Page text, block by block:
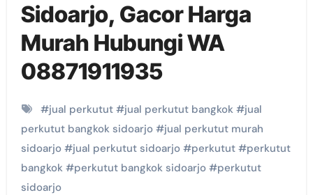
Sidoarjo, Gacor Harga
Murah Hubungi WA
08871911935
#jual perkutut#jual perkutut bangkok#jual
perkutut bangkok sidoarjo#jual perkutut murah
sidoarjo#jual perkutut sidoarjo#perkutut#perkutut
bangkok#perkutut bangkok sidoarjo#perkutut
sidoarjo